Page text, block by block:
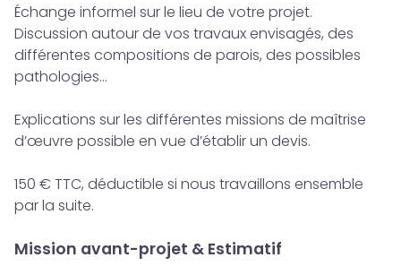
Échange informel sur le lieu de votre projet.
Discussion autour de vos travaux envisagés, des
différentes compositions de parois, des possibles
pathologies...
Explications sur les différentes missions de maîtrise
d’œuvre possible en vue d’établir un devis.
150 € TTC, déductible si nous travaillons ensemble
par la suite.
Mission avant-projet & Estimatif